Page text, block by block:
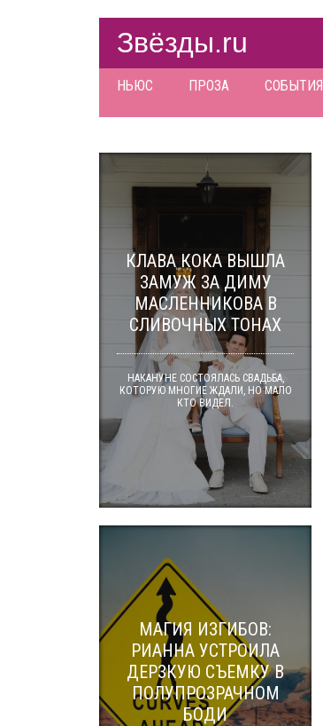
Звёзды.ru
НЬЮС ПРОЗА СОБЫТИЯ
КЛАВА КОКА ВЫШЛА
ЗАМУЖ ЗА ДИМУ
МАСЛЕННИКОВА В
СЛИВОЧНЫХ ТОНАХ
НАКАНУНЕ СОСТОЯЛАСЬ СВАДЬБА,
КОТОРУЮ МНОГИЕ ЖДАЛИ, НО МАЛО
КТО ВИДЕЛ.
МАГИЯ ИЗГИБОВ:
РИАННА УСТРОИЛА
ДЕРЗКУЮ СЪЕМКУ В
ПОЛУПРОЗРАЧНОМ
БОДИ